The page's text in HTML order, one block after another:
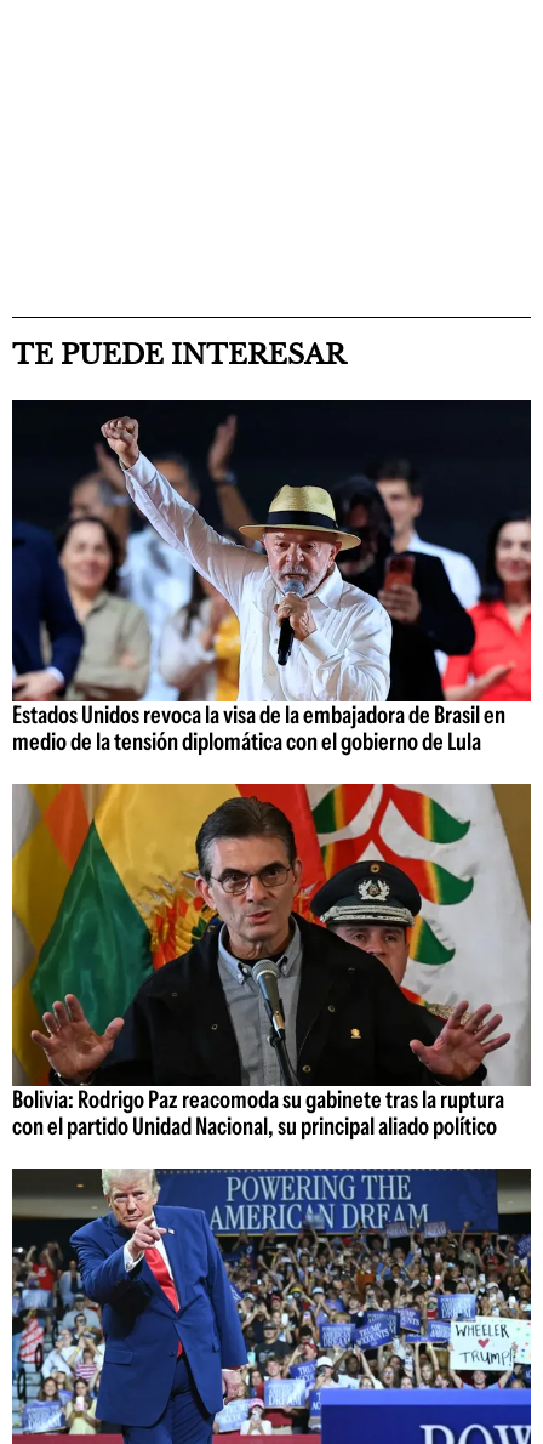
TE PUEDE INTERESAR
Estados Unidos revoca la visa de la embajadora de Brasil en
medio de la tensión diplomática con el gobierno de Lula
Bolivia: Rodrigo Paz reacomoda su gabinete tras la ruptura
con el partido Unidad Nacional, su principal aliado político